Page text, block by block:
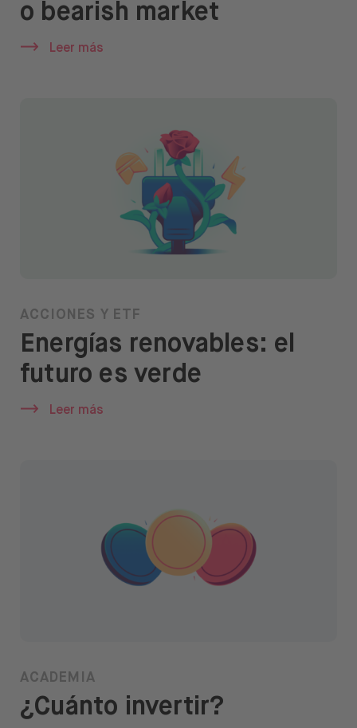
Abrir menú de idiomas
o bearish market
Leer más
ACCIONES Y ETF
Energías renovables: el
futuro es verde
Leer más
ACADEMIA
¿Cuánto invertir?